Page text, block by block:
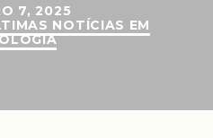
7, 2025
NOTÍCIAS EM